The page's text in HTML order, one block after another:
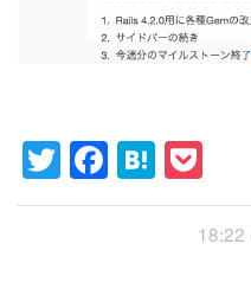
Twitter
Facebook
Hatena
18:22